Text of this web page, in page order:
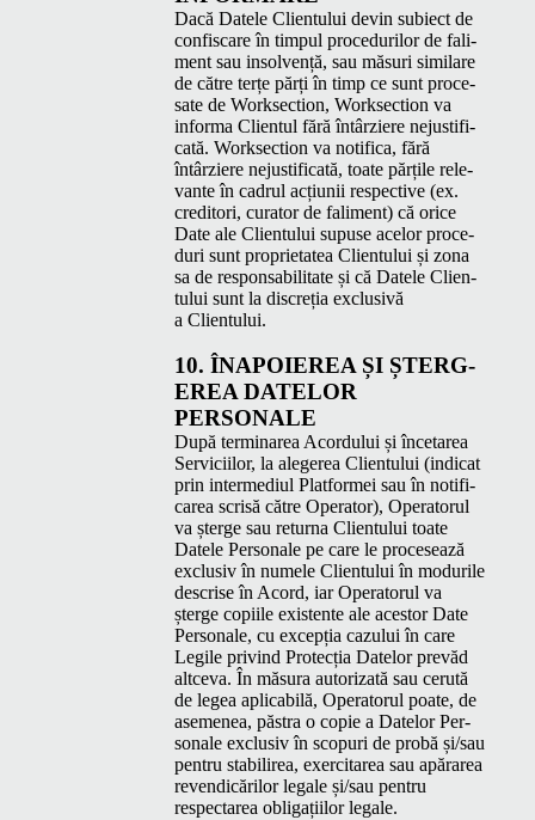
Dacă Datele Clien­tu­lui devin subiect de
con­fis­care în tim­pul pro­ce­durilor de fal­i­
ment sau insol­vență, sau măsuri sim­i­lare
de către terțe părți în timp ce sunt proce­
sate de Work­sec­tion, Work­sec­tion va
infor­ma Clien­tul fără întârziere nejus­ti­fi­
cată. Work­sec­tion va noti­fi­ca, fără
întârziere nejus­ti­fi­cată, toate părțile rel­e­
vante în cadrul acți­u­nii respec­tive (ex.
cred­i­tori, cura­tor de fal­i­ment) că orice
Date ale Clien­tu­lui supuse acelor pro­ce­
duri sunt pro­pri­etatea Clien­tu­lui și zona
sa de respon­s­abil­i­tate și că Datele Clien­
tu­lui sunt la dis­creția exclu­sivă
a Clientului.
10. ÎNAPOIEREA ȘI ȘTERG­
EREA DATELOR
PERSONALE
După ter­minarea Acor­du­lui și înc­etarea
Ser­vici­ilor, la alegerea Clien­tu­lui (indi­cat
prin inter­medi­ul Plat­formei sau în noti­fi­
carea scrisă către Oper­a­tor), Oper­a­torul
va șterge sau retur­na Clien­tu­lui toate
Datele Per­son­ale pe care le pro­ce­sează
exclu­siv în numele Clien­tu­lui în mod­urile
descrise în Acord, iar Oper­a­torul va
șterge copi­ile exis­tente ale aces­tor Date
Per­son­ale, cu excepția cazu­lui în care
Legile privind Pro­tecția Datelor pre­văd
altce­va. În măsura autor­iza­tă sau cerută
de leg­ea aplic­a­bilă, Oper­a­torul poate, de
aseme­nea, păs­tra o copie a Datelor Per­
son­ale exclu­siv în scop­uri de probă și/​sau
pen­tru sta­bilirea, exercitarea sau apărarea
reven­dicărilor legale și/​sau pen­tru
respectarea oblig­ați­ilor legale.